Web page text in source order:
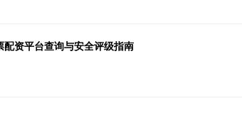
资平台查询与安全评级指南